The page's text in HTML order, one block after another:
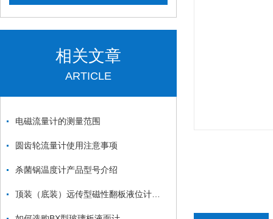
相关文章
ARTICLE
电磁流量计的测量范围
圆齿轮流量计使用注意事项
杀菌锅温度计产品型号介绍